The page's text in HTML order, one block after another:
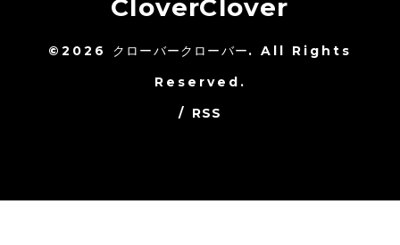
CloverClover
©2026 クローバークローバー. All Rights
Reserved.
/ RSS